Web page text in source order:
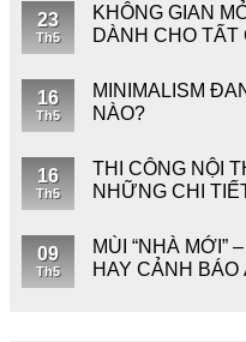
23
Th5
KHÔNG GIAN
DÀNH CHO TẤT
16
Th5
MINIMALISM
NÀO?
16
Th5
THI CÔNG NỘI
NHỮNG CHI
09
Th5
MÙI “NHÀ MỚI”
HAY CẢNH BÁO